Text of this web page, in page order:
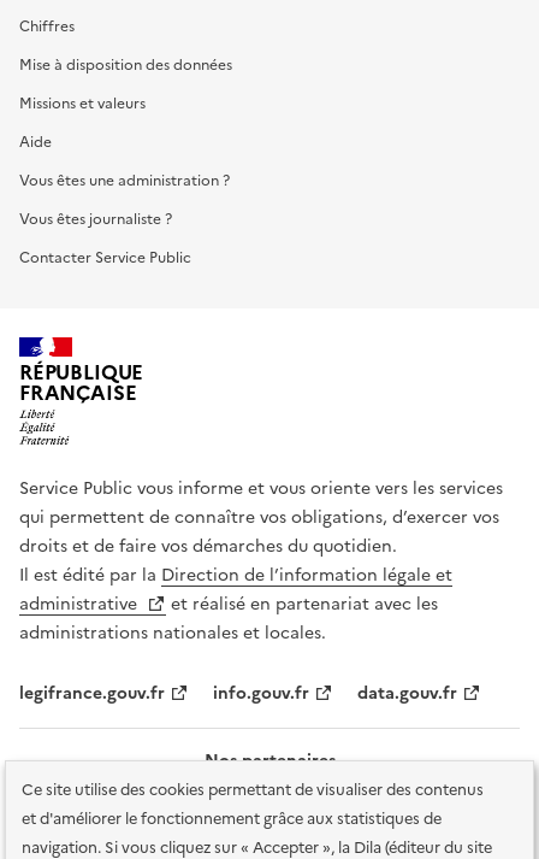
Ce site utilise des cookies permettant de visualiser des contenus
et d'améliorer le fonctionnement grâce aux statistiques de
navigation. Si vous cliquez sur « Accepter », la Dila (éditeur du site
Chiffres
Mise à disposition des données
Missions et valeurs
Aide
Vous êtes une administration ?
Vous êtes journaliste ?
Contacter Service Public
RÉPUBLIQUE
FRANÇAISE
Service Public vous informe et vous oriente vers les services
qui permettent de connaître vos obligations, d’exercer vos
droits et de faire vos démarches du quotidien.
Il est édité par la Direction de l’information légale et
administrative
et réalisé en partenariat avec les
administrations nationales et locales.
legifrance.gouv.fr info.gouv.fr data.gouv.fr
Nos partenaires